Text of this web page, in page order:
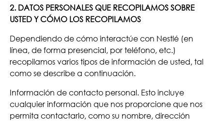
2. DATOS PERSONALES QUE RECOPILAMOS SOBRE
USTED Y CÓMO LOS RECOPILAMOS
Dependiendo de cómo interactúe con Nestlé (en
línea, de forma presencial, por teléfono, etc.)
recopilamos varios tipos de información de usted, tal
como se describe a continuación.
Información de contacto personal. Esto incluye
cualquier información que nos proporcione que nos
permita contactarlo, como su nombre, dirección